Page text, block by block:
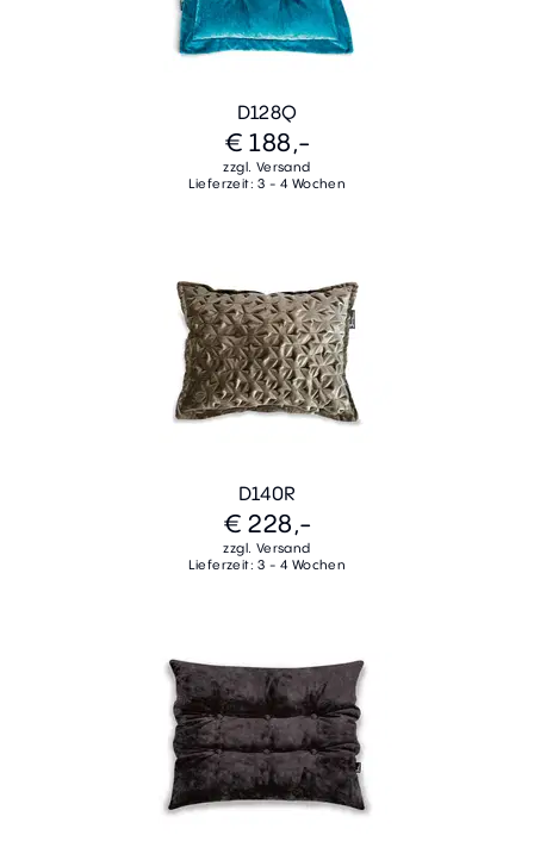
D128Q
€ 188,-
zzgl. Versand
Lieferzeit: 3 - 4 Wochen
D140R
€ 228,-
zzgl. Versand
Lieferzeit: 3 - 4 Wochen